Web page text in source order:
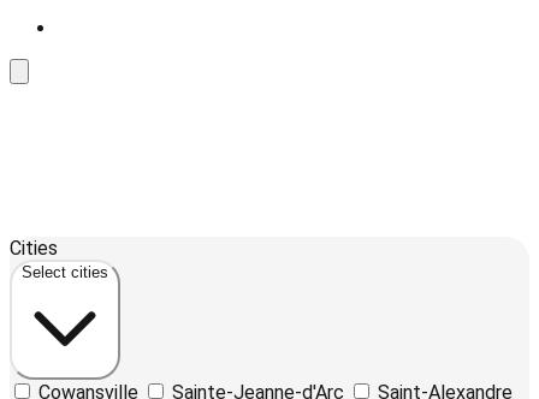
+
−
Cities
Select cities
Cowansville Sainte-Jeanne-d'Arc Saint-Alexandre